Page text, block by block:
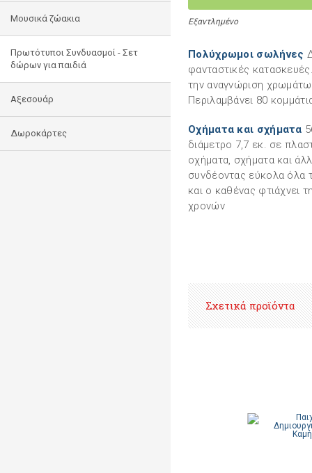
Mουσικά ζώακια
Πρωτότυποι Συνδυασμοί - Σετ
δώρων για παιδιά
Αξεσουάρ
Δωροκάρτες
Εξαντλημένο
Πολύχρωμοι σωλήνες
φανταστικές
την αναγνώριση
Περιλαμβάνει 80
Οχήματα και σχήματα
διάμετρο 7,7 εκ. σε
οχήματα, σχήματα και
συνδέοντας εύκολα όλα
και ο καθένας φτιάχνει
χρονών
Σχετικά προϊόντα